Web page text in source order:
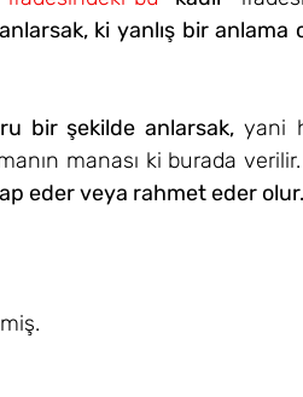
ki yanlış bir anlama
bir şekilde anlarsak, yani
manası ki burada verilir.
eder veya rahmet eder olur.